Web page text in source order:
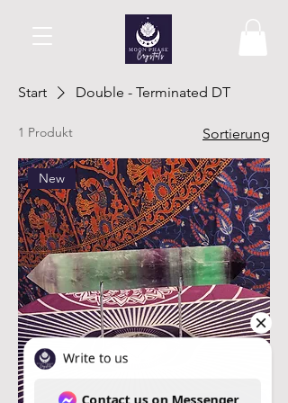
Start Double - Terminated DT
1 Produkt Sortierung
New